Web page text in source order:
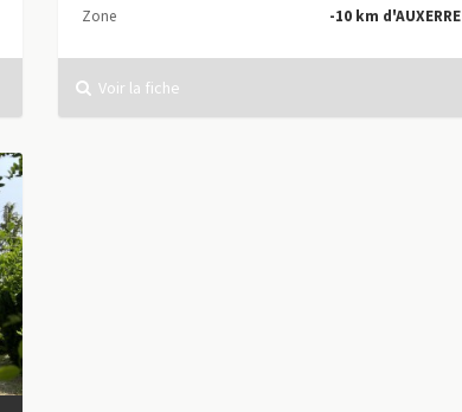
Zone
-10 km d'AUXERRE
Voir la fiche